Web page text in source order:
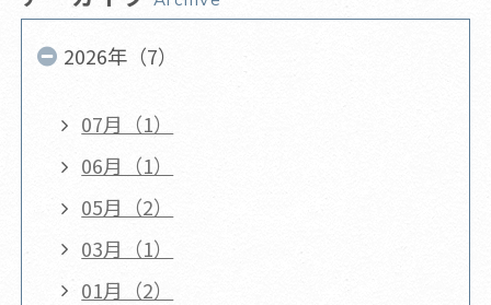
2026年（7）
07月（1）
06月（1）
05月（2）
03月（1）
01月（2）